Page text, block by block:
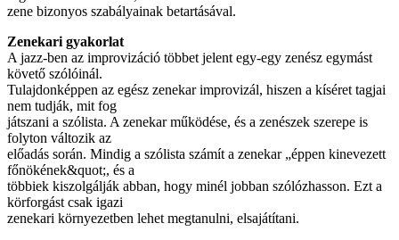
zene bizonyos szabályainak betartásával.
Zenekari gyakorlat
A jazz-ben az improvizáció többet jelent egy-egy zenész egymást
követő szólóinál.
Tulajdonképpen az egész zenekar improvizál, hiszen a kíséret tagjai
nem tudják, mit fog
játszani a szólista. A zenekar működése, és a zenészek szerepe is
folyton változik az
előadás során. Mindig a szólista számít a zenekar „éppen kinevezett
főnökének&quot;, és a
többiek kiszolgálják abban, hogy minél jobban szólózhasson. Ezt a
körforgást csak igazi
zenekari környezetben lehet megtanulni, elsajátítani.